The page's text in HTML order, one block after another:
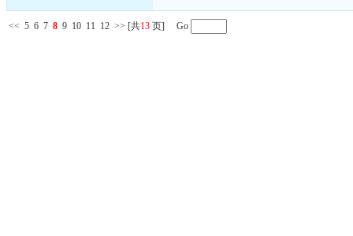
<< 5 6 7 8 9 10 11 12 >> [共13 页] Go